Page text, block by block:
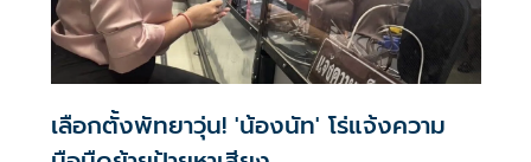
เลือกตั้งพัทยาวุ่น! 'น้องนัท' โร่แจ้งความ